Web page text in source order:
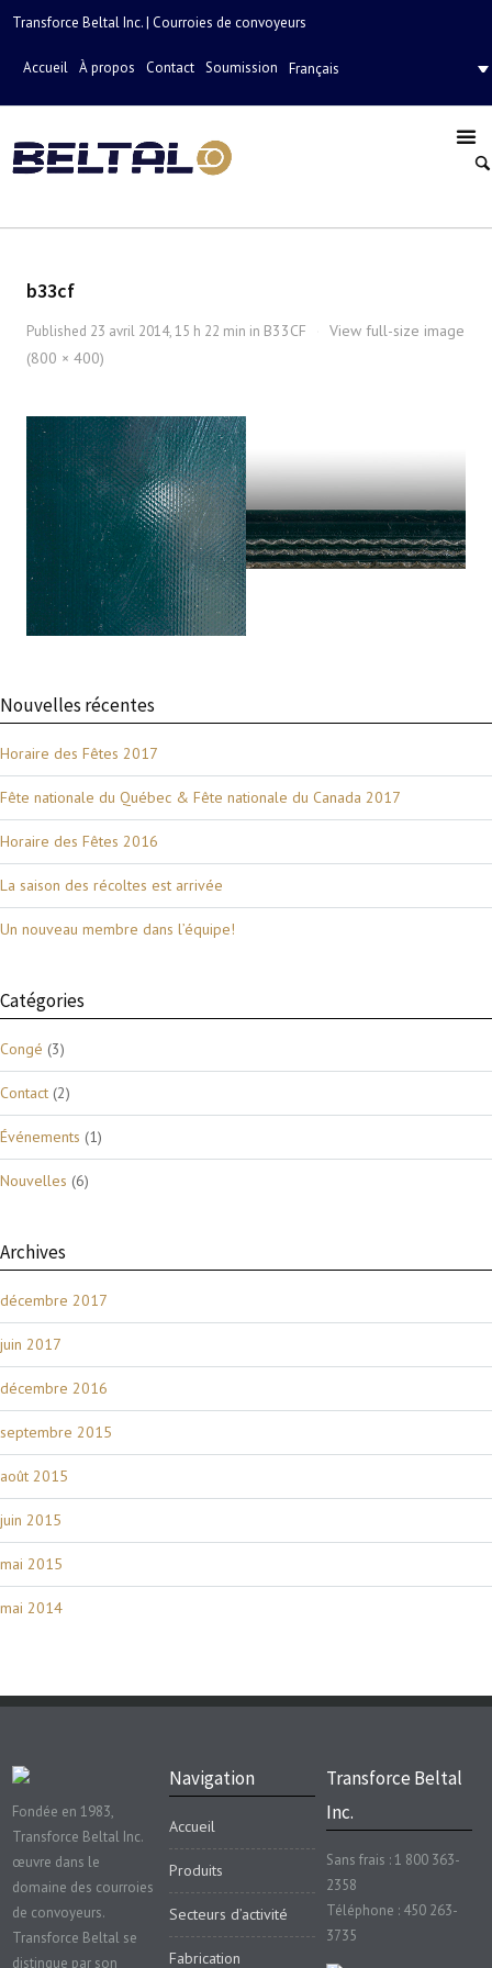
Transforce Beltal Inc. | Courroies de convoyeurs
Accueil À propos Contact Soumission Français
b33cf
Published 23 avril 2014, 15 h 22 min in B33CF
View full-size image
(800 × 400)
Nouvelles récentes
Horaire des Fêtes 2017
Fête nationale du Québec & Fête nationale du Canada 2017
Horaire des Fêtes 2016
La saison des récoltes est arrivée
Un nouveau membre dans l’équipe!
Catégories
Congé (3)
Contact (2)
Événements (1)
Nouvelles (6)
Archives
décembre 2017
juin 2017
décembre 2016
septembre 2015
août 2015
juin 2015
mai 2015
mai 2014
Fondée en 1983,
Transforce Beltal Inc.
œuvre dans le
domaine des courroies
de convoyeurs.
Transforce Beltal se
distingue par son
Navigation
Accueil
Produits
Secteurs d’activité
Fabrication
Transforce Beltal
Inc.
Sans frais : 1 800 363-
2358
Téléphone : 450 263-
3735